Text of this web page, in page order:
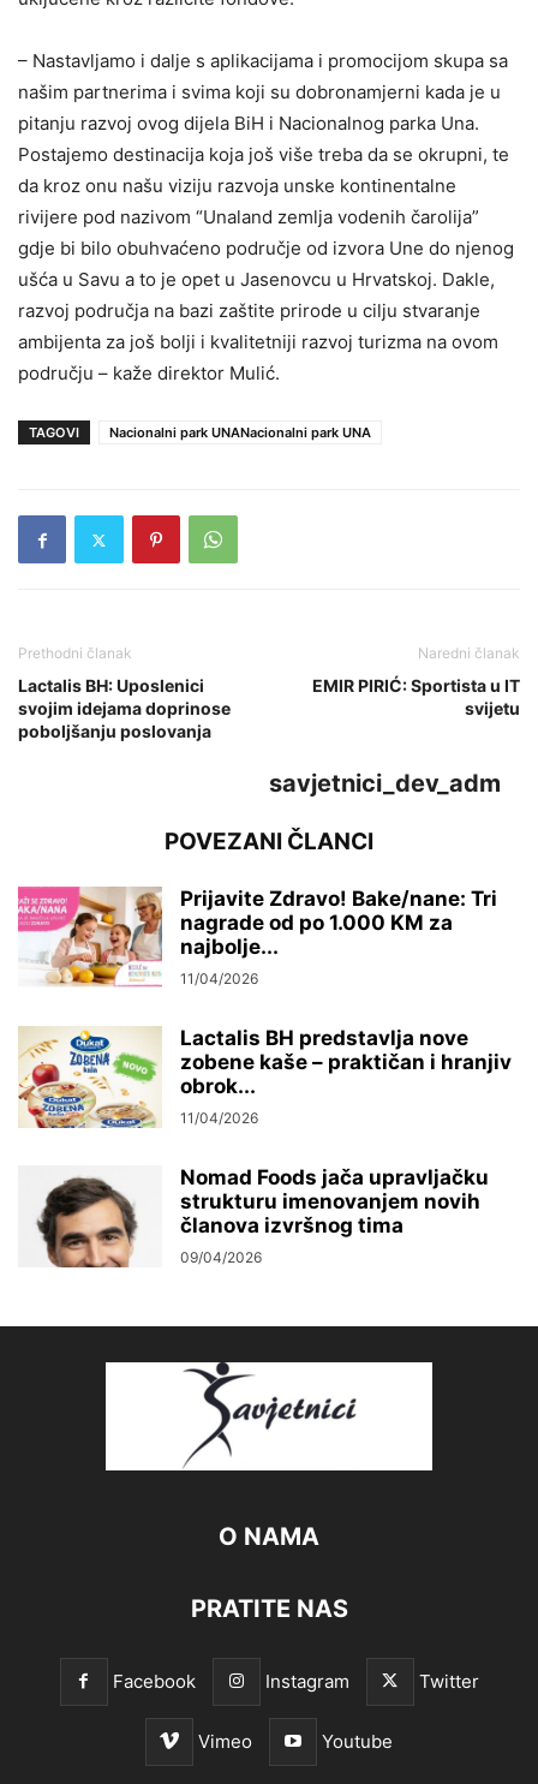
– Nastavljamo i dalje s aplikacijama i promocijom skupa sa
našim partnerima i svima koji su dobronamjerni kada je u
pitanju razvoj ovog dijela BiH i Nacionalnog parka Una.
Postajemo destinacija koja još više treba da se okrupni, te
da kroz onu našu viziju razvoja unske kontinentalne
rivijere pod nazivom “Unaland zemlja vodenih čarolija”
gdje bi bilo obuhvaćeno područje od izvora Une do njenog
ušća u Savu a to je opet u Jasenovcu u Hrvatskoj. Dakle,
razvoj područja na bazi zaštite prirode u cilju stvaranje
ambijenta za još bolji i kvalitetniji razvoj turizma na ovom
području – kaže direktor Mulić.
TAGOVI Nacionalni park UNANacionalni park UNA
Prethodni članak
Lactalis BH: Uposlenici
svojim idejama doprinose
poboljšanju poslovanja
Naredni članak
EMIR PIRIĆ: Sportista u IT
svijetu
savjetnici_dev_adm
POVEZANI ČLANCI
Prijavite Zdravo! Bake/nane: Tri
nagrade od po 1.000 KM za
najbolje...
11/04/2026
Lactalis BH predstavlja nove
zobene kaše – praktičan i hranjiv
obrok...
11/04/2026
Nomad Foods jača upravljačku
strukturu imenovanjem novih
članova izvršnog tima
09/04/2026
O NAMA
PRATITE NAS
Facebook Instagram Twitter
Vimeo Youtube